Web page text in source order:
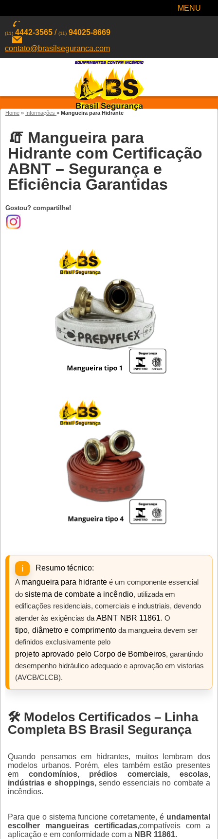
MENU
(11) 4442-3565 / (11) 94025-8669
contato@brasilseguranca.com
Home » Informações » Mangueira para Hidrante
🧯 Mangueira para
Hidrante com Certificação
ABNT – Segurança e
Eficiência Garantidas
Gostou? compartilhe!
Resumo técnico:
A mangueira para hidrante é um componente essencial
do sistema de combate a incêndio, utilizada em
edificações residenciais, comerciais e industriais, devendo
atender às exigências da ABNT NBR 11861. O
tipo, diâmetro e comprimentoda mangueira devem ser
definidos exclusivamente pelo
projeto aprovado pelo Corpo de Bombeiros, garantindo
desempenho hidráulico adequado e aprovação em vistorias
(AVCB/CLCB).
🛠️ Modelos Certificados – Linha
Completa BS Brasil Segurança
Quando pensamos em hidrantes, muitos lembram dos
modelos urbanos. Porém, eles também estão presentes
em condomínios, prédios comerciais, escolas,
indústrias e shoppings,sendo essenciais no combate a
incêndios.
Para que o sistema funcione corretamente, é undamental
escolher mangueiras certificadas,compatíveis com a
aplicação e em conformidade com a NBR 11861.